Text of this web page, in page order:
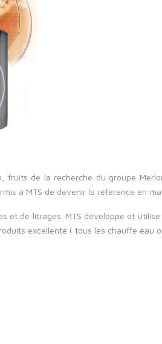
fruits de la recherche du groupe
à MTS de devenir la référence en
et de litrages. MTS développe et
excellente ( tous les chauffe eau